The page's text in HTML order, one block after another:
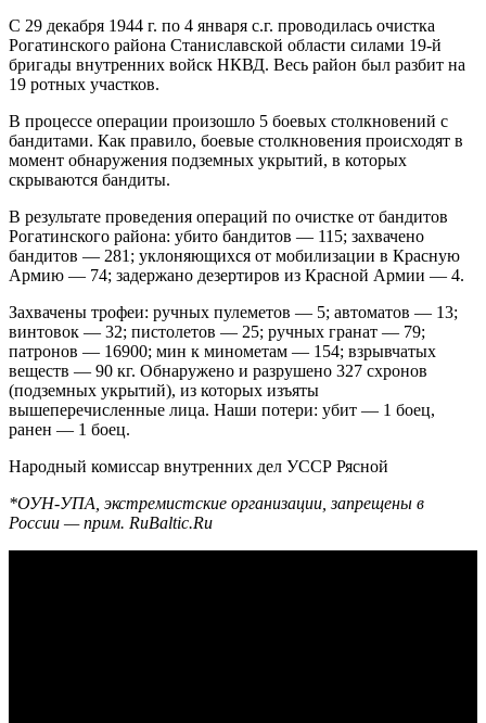
С 29 декабря 1944 г. по 4 января с.г. проводилась очистка
Рогатинского района Станиславской области силами 19-й
бригады внутренних войск НКВД. Весь район был разбит на
19 ротных участков.
В процессе операции произошло 5 боевых столкновений с
бандитами. Как правило, боевые столкновения происходят в
момент обнаружения подземных укрытий, в которых
скрываются бандиты.
В результате проведения операций по очистке от бандитов
Рогатинского района: убито бандитов — 115; захвачено
бандитов — 281; уклоняющихся от мобилизации в Красную
Армию — 74; задержано дезертиров из Красной Армии — 4.
Захвачены трофеи: ручных пулеметов — 5; автоматов — 13;
винтовок — 32; пистолетов — 25; ручных гранат — 79;
патронов — 16900; мин к минометам — 154; взрывчатых
веществ — 90 кг. Обнаружено и разрушено 327 схронов
(подземных укрытий), из которых изъяты
вышеперечисленные лица. Наши потери: убит — 1 боец,
ранен — 1 боец.
Народный комиссар внутренних дел УССР Рясной
*ОУН-УПА, экстремистские организации, запрещены в
России — прим. RuBaltic.Ru